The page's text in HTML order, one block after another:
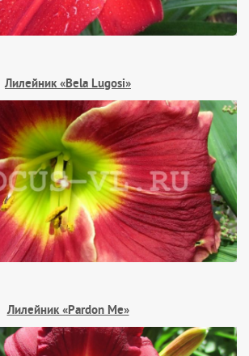
Лилейник «Bela Lugosi»
Лилейник «Pardon Me»